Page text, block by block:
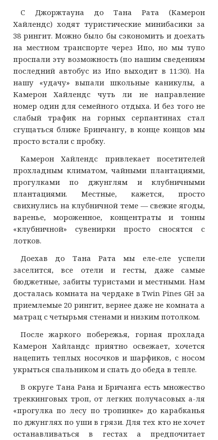
С Джоржтауна до Тана Рата (Камерон
Хайлендс) ходят туристические минибасики за
38 рингит. Можно было бы сэкономить и доехать
на местном транспорте через Ипо, но мы тупо
проспали эту возможность (по нашим сведениям
последний автобус из Ипо выходит в 11:30). На
нашу «удачу» выпали школьные каникулы, а
Камерон Хайлендс чуть ли не направление
номер один для семейного отдыха. И без того не
слабый трафик на горных серпантинах стал
сгущаться ближе Бринчангу, в конце концов мы
просто встали с пробку.
Камерон Хайлендс привлекает посетителей
прохладным климатом, чайными плантациями,
прогулками по джунглям и клубничными
плантациями. Местные, кажется, просто
свихнулись на клубничной теме — свежие ягоды,
варенье, мороженное, концентраты и тонны
«клубничной» сувенирки просто сносятся с
лотков.
Доехав до Тана Рата мы еле-еле успели
заселится, все отели и гесты, даже самые
бюджетные, забиты туристами и местными. Нам
досталась комната на чердаке в Twin Pines GH за
приемлемые 20 рингит, вернее даже не комната а
матрац с четырьмя стенами и низким потолком.
После жаркого побережья, горная прохлада
Камерон Хайландс приятно освежает, хочется
нацепить теплых носочков и шарфиков, с носом
укрыться спальником и спать до обеда в тепле.
В округе Тана Рана и Бричанга есть множество
треккинговых троп, от легких получасовых а-ля
«прогулка по лесу по тропинке» до карабканья
по джунглях по уши в грязи. Для тех кто не хочет
останавливаться в гестах а предпочитает